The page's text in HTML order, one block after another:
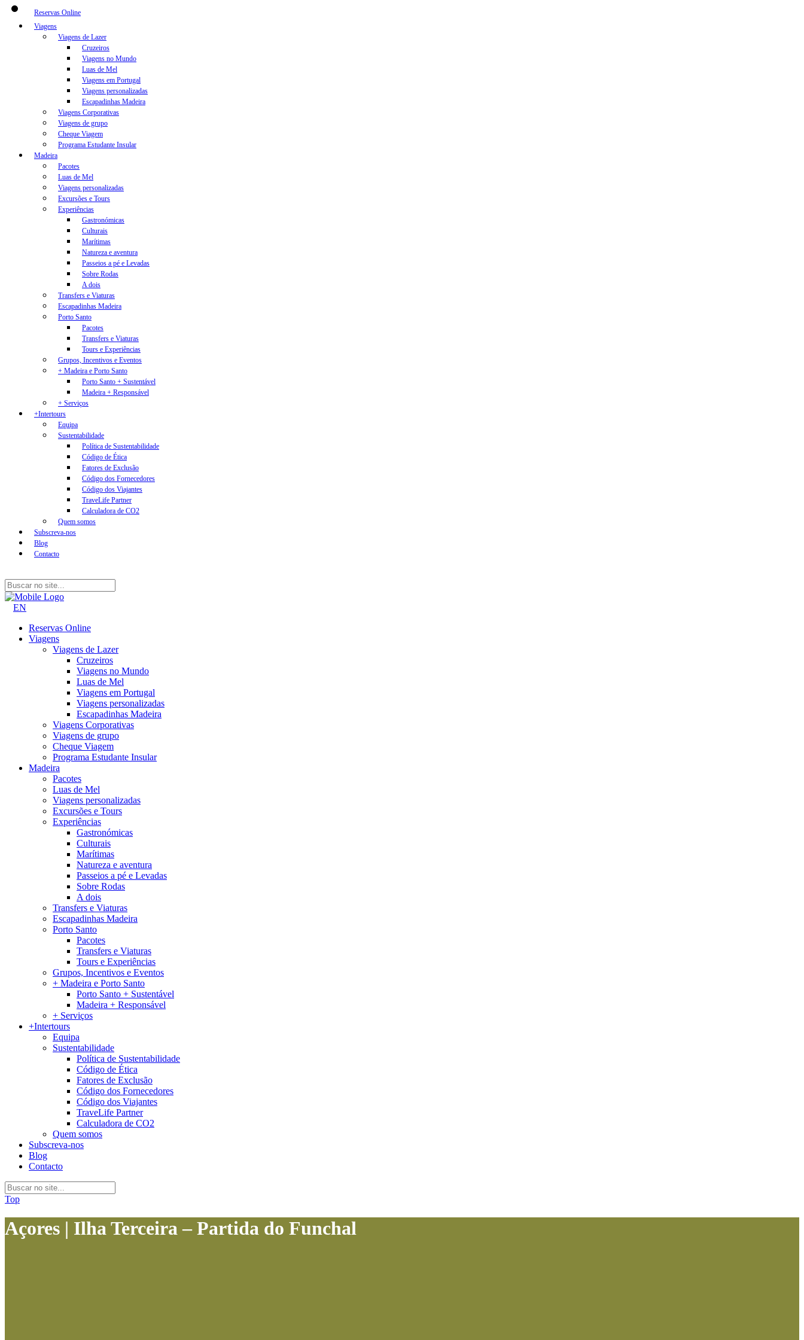
Reservas Online
Viagens
Viagens de Lazer
Cruzeiros
Viagens no Mundo
Luas de Mel
Viagens em Portugal
Viagens personalizadas
Escapadinhas Madeira
Viagens Corporativas
Viagens de grupo
Cheque Viagem
Programa Estudante Insular
Madeira
Pacotes
Luas de Mel
Viagens personalizadas
Excursões e Tours
Experiências
Gastronómicas
Culturais
Marítimas
Natureza e aventura
Passeios a pé e Levadas
Sobre Rodas
A dois
Transfers e Viaturas
Escapadinhas Madeira
Porto Santo
Pacotes
Transfers e Viaturas
Tours e Experiências
Grupos, Incentivos e Eventos
+ Madeira e Porto Santo
Porto Santo + Sustentável
Madeira + Responsável
+ Serviços
+Intertours
Equipa
Sustentabilidade
Política de Sustentabilidade
Código de Ética
Fatores de Exclusão
Código dos Fornecedores
Código dos Viajantes
TraveLife Partner
Calculadora de CO2
Quem somos
Subscreva-nos
Blog
Contacto
EN
Reservas Online
Viagens
Viagens de Lazer
Cruzeiros
Viagens no Mundo
Luas de Mel
Viagens em Portugal
Viagens personalizadas
Escapadinhas Madeira
Viagens Corporativas
Viagens de grupo
Cheque Viagem
Programa Estudante Insular
Madeira
Pacotes
Luas de Mel
Viagens personalizadas
Excursões e Tours
Experiências
Gastronómicas
Culturais
Marítimas
Natureza e aventura
Passeios a pé e Levadas
Sobre Rodas
A dois
Transfers e Viaturas
Escapadinhas Madeira
Porto Santo
Pacotes
Transfers e Viaturas
Tours e Experiências
Grupos, Incentivos e Eventos
+ Madeira e Porto Santo
Porto Santo + Sustentável
Madeira + Responsável
+ Serviços
+Intertours
Equipa
Sustentabilidade
Política de Sustentabilidade
Código de Ética
Fatores de Exclusão
Código dos Fornecedores
Código dos Viajantes
TraveLife Partner
Calculadora de CO2
Quem somos
Subscreva-nos
Blog
Contacto
Top
Açores | Ilha Terceira – Partida do Funchal